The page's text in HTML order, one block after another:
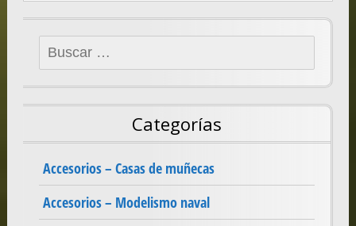
Buscar:
Categorías
Accesorios – Casas de muñecas
Accesorios – Modelismo naval